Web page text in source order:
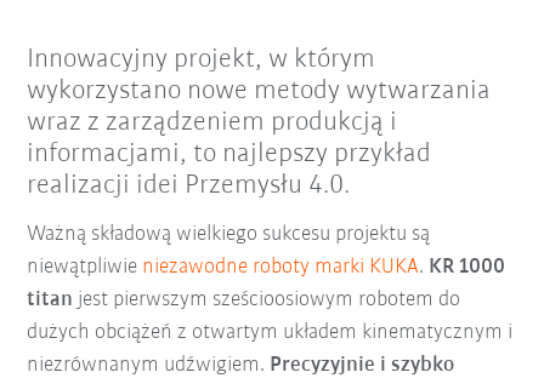
Innowacyjny projekt, w którym
wykorzystano nowe metody wytwarzania
wraz z zarządzeniem produkcją i
informacjami, to najlepszy przykład
realizacji idei Przemysłu 4.0.
Ważną składową wielkiego sukcesu projektu są
niewątpliwie niezawodne roboty marki KUKA. KR 1000
titan jest pierwszym sześcioosiowym robotem do
dużych obciążeń z otwartym układem kinematycznym i
niezrównanym udźwigiem. Precyzyjnie i szybko